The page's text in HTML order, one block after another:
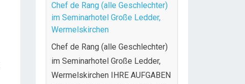
Chef de Rang (alle Geschlechter)
im Seminarhotel Große Ledder,
Wermelskirchen
Chef de Rang (alle Geschlechter)
im Seminarhotel Große Ledder,
Wermelskirchen IHRE AUFGABEN